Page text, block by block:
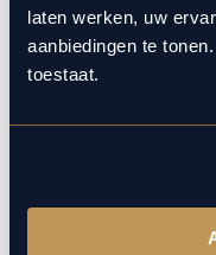
laten werken, uw
aanbiedingen te
toestaat.
verzorgen het
merkdealer. Kom